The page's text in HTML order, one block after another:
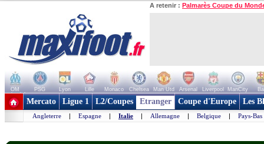
A retenir : Palmarès Coupe du
OM PSG Lyon Lille Monaco Chelsea Man Utd Arsenal Liverpool ManCity
+ de clubs
Mercato Ligue 1 L2/Coupes Etranger Coupe d'Europe Les
Angleterre | Espagne | Italie | Allemagne | Belgique | Pays-Bas